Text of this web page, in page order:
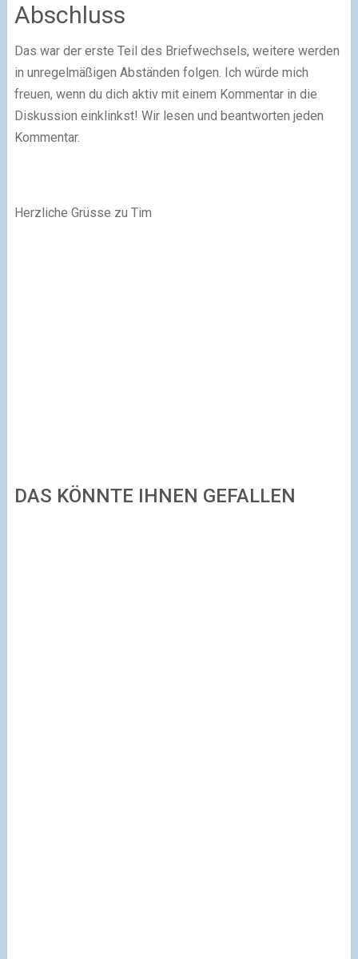
Abschluss
Das war der erste Teil des Briefwechsels, weitere werden
in unregelmäßigen Abständen folgen. Ich würde mich
freuen, wenn du dich aktiv mit einem Kommentar in die
Diskussion einklinkst! Wir lesen und beantworten jeden
Kommentar.
Herzliche Grüsse zu Tim
DAS KÖNNTE IHNEN GEFALLEN